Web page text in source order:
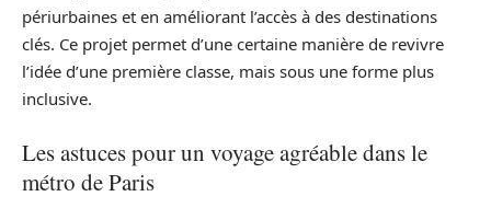
périurbaines et en améliorant l’accès à des destinations
clés. Ce projet permet d’une certaine manière de revivre
l’idée d’une première classe, mais sous une forme plus
inclusive.
Les astuces pour un voyage agréable dans le
métro de Paris